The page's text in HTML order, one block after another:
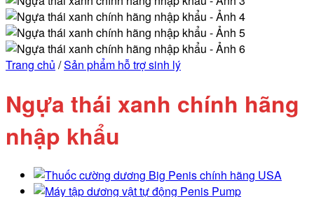
Trang chủ /Sản phẩm hỗ trợ sinh lý
Ngựa thái xanh chính hãng
nhập khẩu